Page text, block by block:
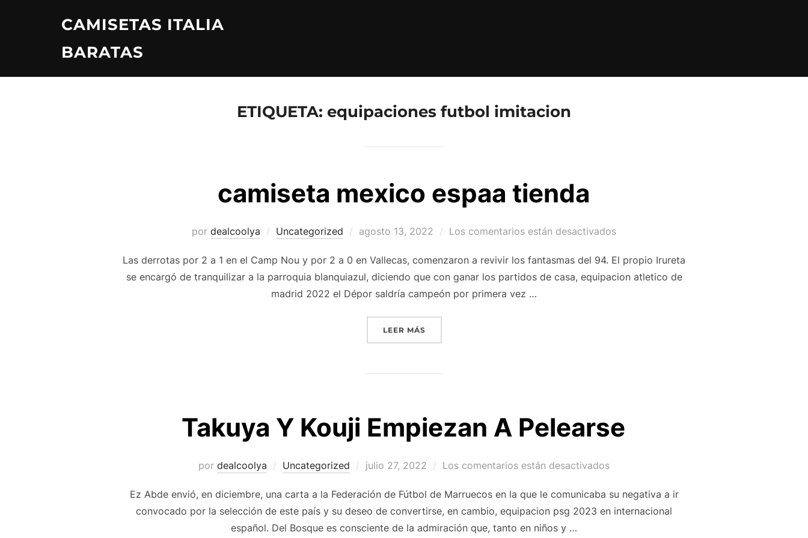
CAMISETAS ITALIA
BARATAS
ETIQUETA: equipaciones futbol imitacion
camiseta mexico espaa tienda
por dealcoolya Uncategorized
Publicado
agosto 13, 2022 Los comentarios están desactivados
Las derrotas por 2 a 1 en el Camp Nou y por 2 a 0 en Vallecas, comenzaron a revivir los fantasmas del 94. El propio Irureta
se encargó de tranquilizar a la parroquia blanquiazul, diciendo que con ganar los partidos de casa, equipacion atletico de
madrid 2022 el Dépor saldría campeón por primera vez …
LEER MÁS«CAMISETA MEXICO ESPAA TIENDA»
Takuya Y Kouji Empiezan A Pelearse
por dealcoolya Uncategorized
Publicado
julio 27, 2022 Los comentarios están desactivados
Ez Abde envió, en diciembre, una carta a la Federación de Fútbol de Marruecos en la que le comunicaba su negativa a ir
convocado por la selección de este país y su deseo de convertirse, en cambio, equipacion psg 2023 en internacional
español. Del Bosque es consciente de la admiración que, tanto en niños y …